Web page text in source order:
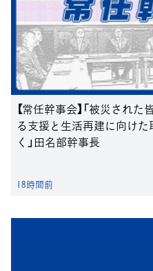
【常任幹事会】「被災され
る支援と生活再建に向け
く」田名部幹事長
18時間前